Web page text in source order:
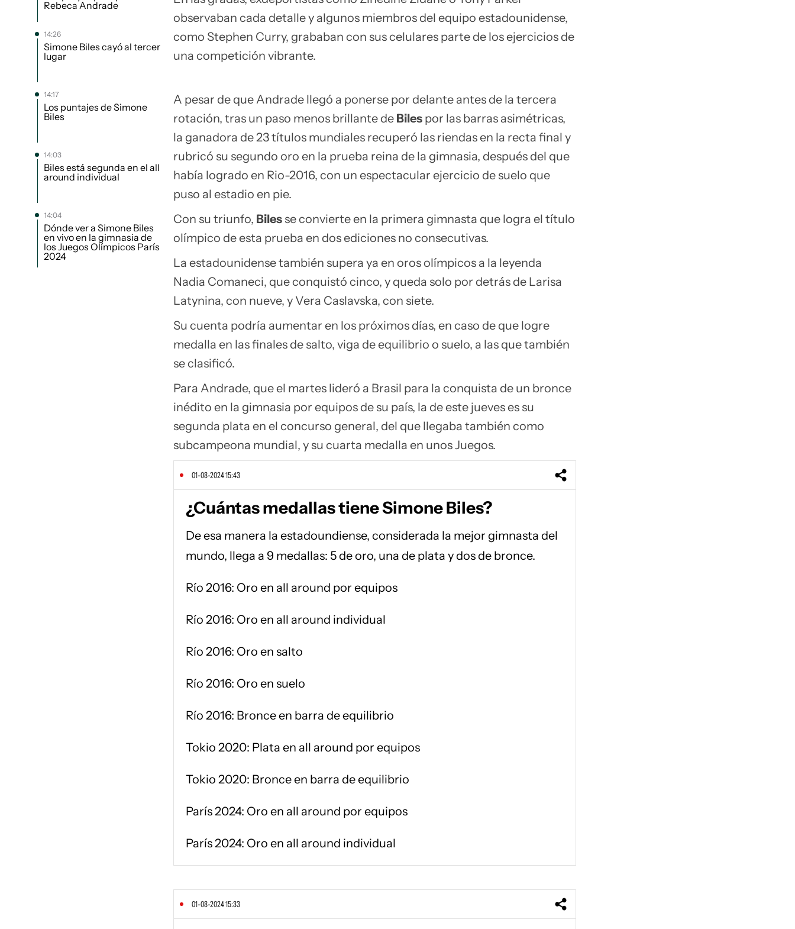
Rebeca Andrade
14:26
Simone Biles cayó al tercer
lugar
14:17
Los puntajes de Simone
Biles
14:03
Biles está segunda en el all
around individual
14:04
Dónde ver a Simone Biles
en vivo en la gimnasia de
los Juegos Olímpicos París
2024
observaban cada detalle y algunos miembros del equipo estadounidense,
como Stephen Curry, grababan con sus celulares parte de los ejercicios de
una competición vibrante.
A pesar de que Andrade llegó a ponerse por delante antes de la tercera
rotación, tras un paso menos brillante de Bilespor las barras asimétricas,
la ganadora de 23 títulos mundiales recuperó las riendas en la recta final y
rubricó su segundo oro en la prueba reina de la gimnasia, después del que
había logrado en Rio-2016, con un espectacular ejercicio de suelo que
puso al estadio en pie.
Con su triunfo, Bilesse convierte en la primera gimnasta que logra el título
olímpico de esta prueba en dos ediciones no consecutivas.
La estadounidense también supera ya en oros olímpicos a la leyenda
Nadia Comaneci, que conquistó cinco, y queda solo por detrás de Larisa
Latynina, con nueve, y Vera Caslavska, con siete.
Su cuenta podría aumentar en los próximos días, en caso de que logre
medalla en las finales de salto, viga de equilibrio o suelo, a las que también
se clasificó.
Para Andrade, que el martes lideró a Brasil para la conquista de un bronce
inédito en la gimnasia por equipos de su país, la de este jueves es su
segunda plata en el concurso general, del que llegaba también como
subcampeona mundial, y su cuarta medalla en unos Juegos.
01-08-2024 15:43
¿Cuántas medallas tiene Simone Biles?
De esa manera la estadoundiense, considerada la mejor gimnasta del
mundo, llega a 9 medallas: 5 de oro, una de plata y dos de bronce.
Río 2016: Oro en all around por equipos
Río 2016: Oro en all around individual
Río 2016: Oro en salto
Río 2016: Oro en suelo
Río 2016: Bronce en barra de equilibrio
Tokio 2020: Plata en all around por equipos
Tokio 2020: Bronce en barra de equilibrio
París 2024: Oro en all around por equipos
París 2024: Oro en all around individual
01-08-2024 15:33